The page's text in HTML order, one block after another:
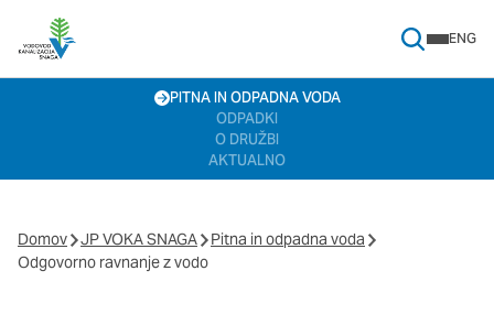
ENG
PITNA IN ODPADNA VODA
ODPADKI
O DRUŽBI
AKTUALNO
Search Menu
Domov JP VOKA SNAGA
Pitna in odpadna voda
Odgovorno ravnanje z vodo
Nastavitve piškotkov
Ko obiščete katero koli spletno mesto, mesto lahko shrani ali
nastavitve, vašo napravo ali pa skrbijo, da vaše spletno mesto
deluje v skladu z vašimi pričakovanji. Te informacije običajno ne